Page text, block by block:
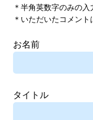
＊半角英数字のみの入
＊いただいたコメン
お名前
タイトル